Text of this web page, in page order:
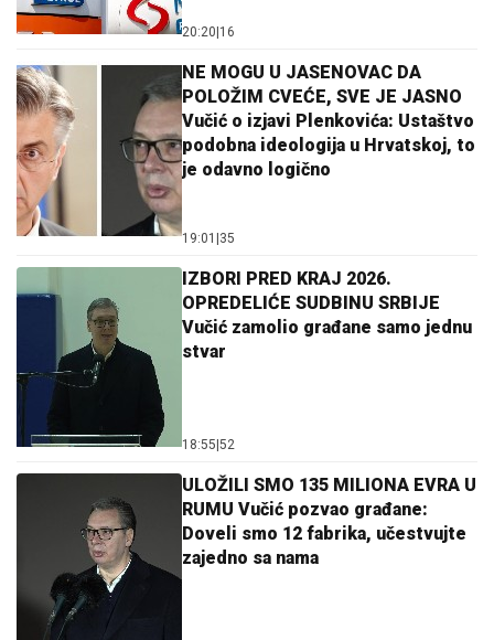
20:20 16
NE MOGU U JASENOVAC DA
POLOŽIM CVEĆE, SVE JE JASNO
Vučić o izjavi Plenkovića: Ustaštvo
podobna ideologija u Hrvatskoj, to
je odavno logično
19:01 35
IZBORI PRED KRAJ 2026.
OPREDELIĆE SUDBINU SRBIJE
Vučić zamolio građane samo jednu
stvar
18:55 52
ULOŽILI SMO 135 MILIONA EVRA U
RUMU Vučić pozvao građane:
Doveli smo 12 fabrika, učestvujte
zajedno sa nama